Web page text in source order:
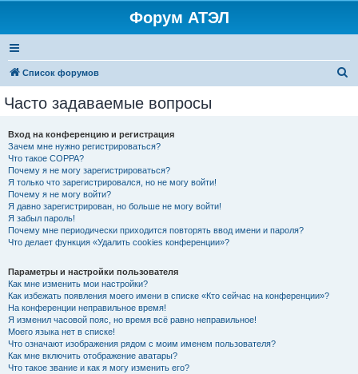
Форум АТЭЛ
Список форумов
Часто задаваемые вопросы
Вход на конференцию и регистрация
Зачем мне нужно регистрироваться?
Что такое COPPA?
Почему я не могу зарегистрироваться?
Я только что зарегистрировался, но не могу войти!
Почему я не могу войти?
Я давно зарегистрирован, но больше не могу войти!
Я забыл пароль!
Почему мне периодически приходится повторять ввод имени и пароля?
Что делает функция «Удалить cookies конференции»?
Параметры и настройки пользователя
Как мне изменить мои настройки?
Как избежать появления моего имени в списке «Кто сейчас на конференции»?
На конференции неправильное время!
Я изменил часовой пояс, но время всё равно неправильное!
Моего языка нет в списке!
Что означают изображения рядом с моим именем пользователя?
Как мне включить отображение аватары?
Что такое звание и как я могу изменить его?